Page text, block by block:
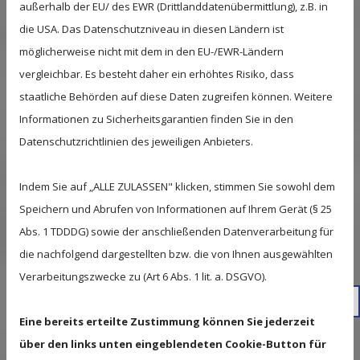
ansprechende Optik, die Ihr Grundstück aufwertet.
Durch den Einsatz hochwertiger Materialien
garantieren wir Langlebigkeit und Stabilität.
PERSONALISIERUNG GANZ NACH
IHREM GESCHMACK
Varianten und passen Sie Ihre Garage an Ihre
Bedürfnisse an. Ob einfache oder luxuriöse
Ausführung, wir bieten eine Lösung, die passt.
FAQS - HÄUFIG GESTELLTE FRAGEN
WAS BEINHALTET DAS KOMPLETTPAKET VON BAU-
IDEEN DRÖSCHEL?
außerhalb der EU/ des EWR (Drittlanddatenübermittlung), z.B. in
die USA. Das Datenschutzniveau in diesen Ländern ist
möglicherweise nicht mit dem in den EU-/EWR-Ländern
vergleichbar. Es besteht daher ein erhöhtes Risiko, dass
staatliche Behörden auf diese Daten zugreifen können. Weitere
Informationen zu Sicherheitsgarantien finden Sie in den
Datenschutzrichtlinien des jeweiligen Anbieters.
Indem Sie auf „ALLE ZULASSEN" klicken, stimmen Sie sowohl dem
Speichern und Abrufen von Informationen auf Ihrem Gerät (§ 25
Abs. 1 TDDDG) sowie der anschließenden Datenverarbeitung für
die nachfolgend dargestellten bzw. die von Ihnen ausgewählten
Verarbeitungszwecke zu (Art 6 Abs. 1 lit. a. DSGVO).
Eine bereits erteilte Zustimmung können Sie jederzeit
über den links unten eingeblendeten Cookie-Button für